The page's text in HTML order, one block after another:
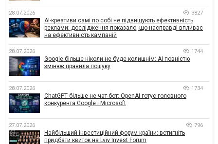
28.07.2026 3827
AI-креативи самі по собі не підвищують ефективність
реклами: дослідження показало, що насправді впливає
на ефективність кампаній
28.07.2026 1744
Google більше ніколи не буде колишнім: AI повністю
змінює правила пошуку
28.07.2026 1734
ChatGPT більше не чат-бот: OpenAI готує головного
конкурента Google і Microsoft
27.07.2026 796
Найбільший інвестиційний форум країни: встигніть
придбати квиток на Lviv Invest Forum